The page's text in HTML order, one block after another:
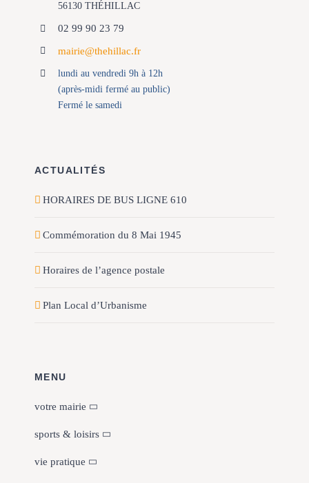
56130 THÉHILLAC
02 99 90 23 79
mairie@thehillac.fr
lundi au vendredi 9h à 12h
(après-midi fermé au public)
Fermé le samedi
ACTUALITÉS
HORAIRES DE BUS LIGNE 610
Commémoration du 8 Mai 1945
Horaires de l’agence postale
Plan Local d’Urbanisme
MENU
votre mairie
sports & loisirs
vie pratique